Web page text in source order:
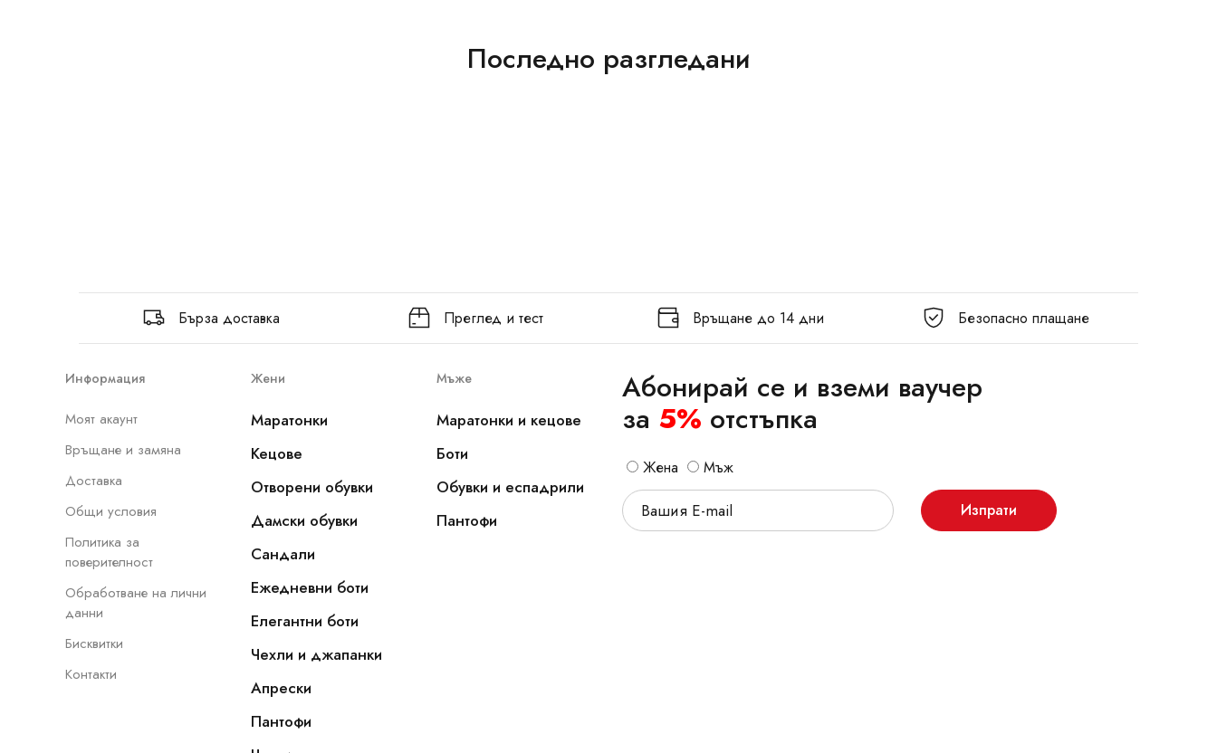
Последно разгледани
Бърза доставка Преглед и тест Връщане до 14 дни Безопасно плащане
Информация
Моят акаунт
Връщане и замяна
Доставка
Общи условия
Политика за
поверителност
Обработване на лични
данни
Бисквитки
Контакти
Жени
Маратонки
Кецове
Отворени обувки
Дамски обувки
Сандали
Ежедневни боти
Елегантни боти
Чехли и джапанки
Апрески
Пантофи
Мъже
Маратонки и кецове
Боти
Обувки и еспадрили
Пантофи
Абонирай се и вземи ваучер
за 5% отстъпка
Жена Мъж
Изпрати